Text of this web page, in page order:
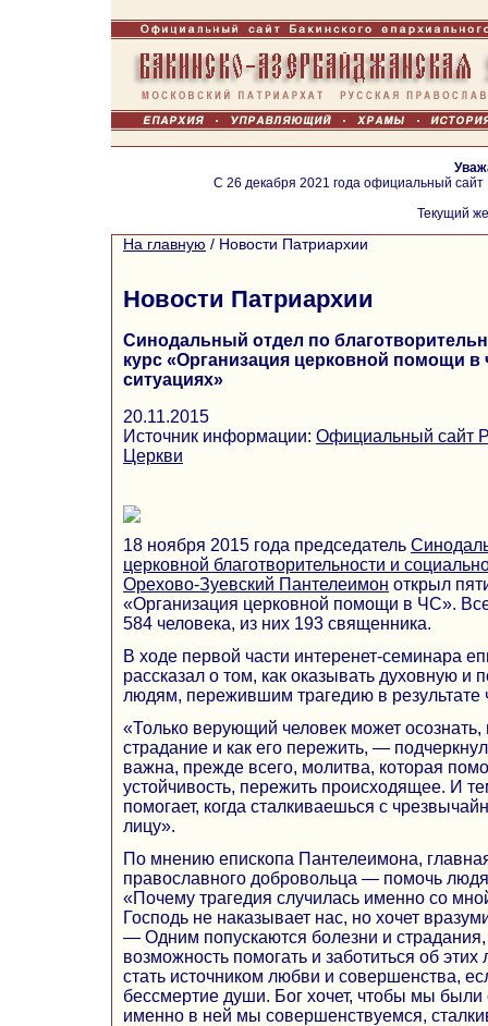
С 26 декабря 2021 года официальный
Текущий
На главную / Новости Патриархии
Новости Патриархии
Синодальный отдел по
курс «Организация церковной помощи
ситуациях»
20.11.2015
Источник информации: Официальный сайт
Церкви
18 ноября 2015 года председатель
церковной благотворительности и
Орехово-Зуевский Пантелеимон открыл
«Организация церковной помощи в ЧС».
584 человека, из них 193 священника.
В ходе первой части интеренет-семинара
рассказал о том, как оказывать духовную и
людям, пережившим трагедию в результате
«Только верующий человек может осознать,
страдание и как его пережить, —
важна, прежде всего, молитва, которая
устойчивость, пережить происходящее. И
помогает, когда сталкиваешься с
лицу».
По мнению епископа Пантелеимона,
православного добровольца — помочь
«Почему трагедия случилась именно со
Господь не наказывает нас, но хочет
— Одним попускаются болезни и
возможность помогать и заботиться об
стать источником любви и совершенства,
бессмертие души. Бог хочет, чтобы мы
именно в ней мы совершенствуемся,